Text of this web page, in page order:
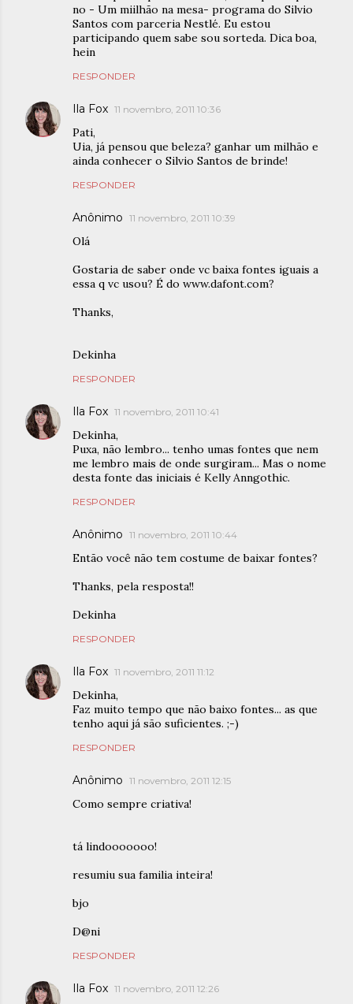
no - Um miilhão na mesa- programa do Silvio
Santos com parceria Nestlé. Eu estou
participando quem sabe sou sorteda. Dica boa,
hein
RESPONDER
Ila Fox 11 novembro, 2011 10:36
Pati,
Uia, já pensou que beleza? ganhar um milhão e
ainda conhecer o Silvio Santos de brinde!
RESPONDER
Anônimo 11 novembro, 2011 10:39
Olá
Gostaria de saber onde vc baixa fontes iguais a
essa q vc usou? É do www.dafont.com?
Thanks,
Dekinha
RESPONDER
Ila Fox 11 novembro, 2011 10:41
Dekinha,
Puxa, não lembro... tenho umas fontes que nem
me lembro mais de onde surgiram... Mas o nome
desta fonte das iniciais é Kelly Anngothic.
RESPONDER
Anônimo 11 novembro, 2011 10:44
Então você não tem costume de baixar fontes?
Thanks, pela resposta!!
Dekinha
RESPONDER
Ila Fox 11 novembro, 2011 11:12
Dekinha,
Faz muito tempo que não baixo fontes... as que
tenho aqui já são suficientes. ;-)
RESPONDER
Anônimo 11 novembro, 2011 12:15
Como sempre criativa!
tá lindooooooo!
resumiu sua familia inteira!
bjo
D@ni
RESPONDER
Ila Fox 11 novembro, 2011 12:26